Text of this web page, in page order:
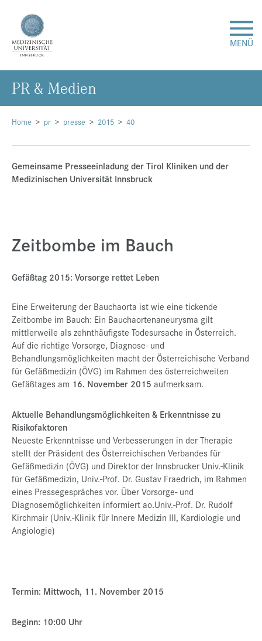
MENÜ
Forschung
Studium & Lehre
Krankenversorgung
Presse
Kontakt
Datenschutz
Service-Links
de |en
Home pr presse 2015 40
Gemeinsame Presseeinladung der Tirol Kliniken und der
Medizinischen Universität Innsbruck
Zeitbombe im Bauch
Gefäßtag 2015: Vorsorge rettet Leben
Eine Erweiterung der Bauchaorta ist wie eine tickende
Zeitbombe im Bauch: Ein Bauchaortenaneurysma gilt
mittlerweile als zehnthäufigste Todesursache in Österreich.
Auf die richtige Vorsorge, Diagnose- und
Behandlungsmöglichkeiten macht der Österreichische Verband
für Gefäßmedizin (ÖVG) im Rahmen des österreichweiten
Gefäßtages am 16. November 2015 aufmerksam.
Aktuelle Behandlungsmöglichkeiten & Erkenntnisse zu
Risikofaktoren
Neueste Erkenntnisse und Verbesserungen in der Therapie
stellt der Präsident des Österreichischen Verbandes für
Gefäßmedizin (ÖVG) und Direktor der Innsbrucker Univ.-Klinik
für Gefäßmedizin, Univ.-Prof. Dr. Gustav Fraedrich, im Rahmen
eines Pressegespräches vor. Über Vorsorge- und
Diagnosemöglichkeiten informiert ao.Univ.-Prof. Dr. Rudolf
Kirchmair (Univ.-Klinik für Innere Medizin III, Kardiologie und
Angiologie)
Termin: Mittwoch, 11. November 2015
Beginn: 10:00 Uhr
PR & Me­di­en